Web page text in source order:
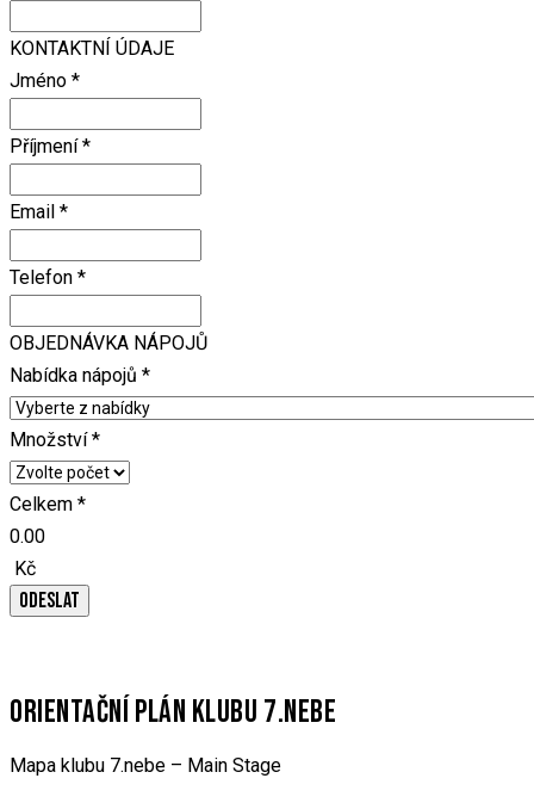
KONTAKTNÍ ÚDAJE
Jméno *
Příjmení*
Email *
Telefon *
OBJEDNÁVKA NÁPOJŮ
Nabídka nápojů *
Množství*
Celkem *
0.00
Kč
ODESLAT
ORIENTAČNÍ PLÁN KLUBU 7.NEBE
Mapa klubu 7.nebe – Main Stage